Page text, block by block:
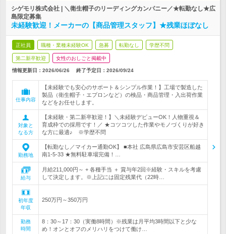
シゲモリ株式会社 | ＼衛生帽子のリーディングカンパニー／★転勤なし★広
島限定募集
未経験歓迎！メーカーの【商品管理スタッフ】★残業ほぼなし
正社員 職種・業種未経験OK 急募 転勤なし 学歴不問
第二新卒歓迎 女性のおしごと掲載中
情報更新日：2026/06/26 終了予定日： 2026/09/24
仕事内容
【未経験でも安心のサポート＆シンプル作業！】工場で製造した
製品（衛生帽子・エプロンなど）の検品・商品管理・入出荷作業
などをお任せします。
対象と
なる方
【未経験・第二新卒歓迎！】＼未経験デビューOK！人物重視＆
育成枠での採用です！／ ★コツコツした作業やモノづくりが好き
な方に最適♪ ※学歴不問
勤務地
【転勤なし／マイカー通勤OK】 ■本社 広島県広島市安芸区船越
南1-5-33 ★無料駐車場完備！…
給与
月給211,000円～ + 各種手当 ＋ 賞与年2回※経験・スキルを考慮
して決定します。※上記には固定残業代（22時…
初年度
年収
250万円～350万円
勤務
時間
8：30～17：30（実働8時間）※残業は月平均3時間以下と少な
め！オンとオフのメリハリをつけて働け…